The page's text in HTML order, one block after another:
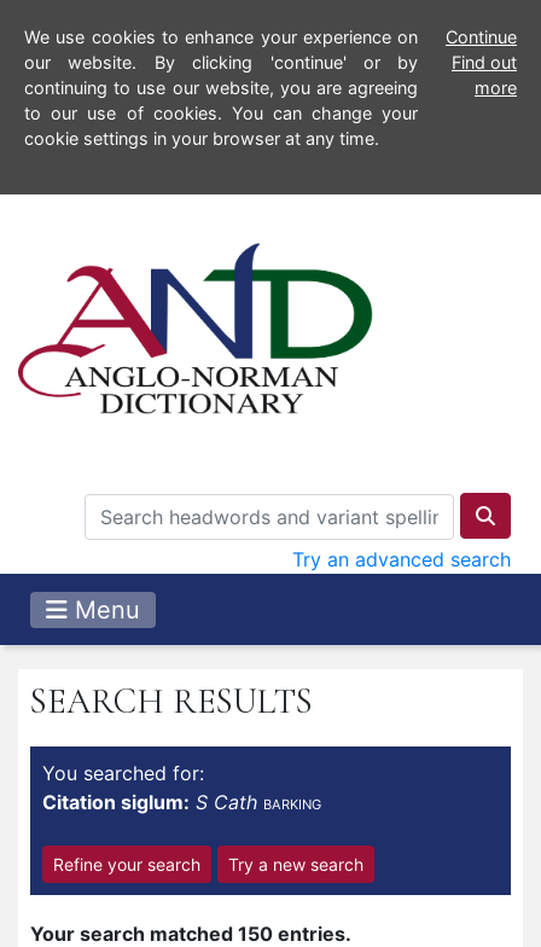
We use cookies to enhance your experience on
our website. By clicking 'continue' or by
continuing to use our website, you are agreeing
to our use of cookies. You can change your
cookie settings in your browser at any time.
Continue
Find out
more
Try an advanced search
Menu
SEARCH RESULTS
You searched for:
Citation siglum: S Cath BARKING
Refine your search Try a new search
Your search matched 150 entries.